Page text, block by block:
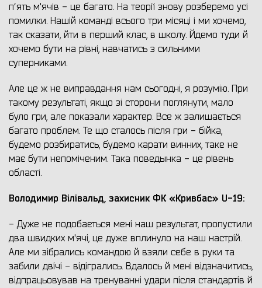
пʼять м'ячів - це багато. На теорії знову розберемо усі
помилки. Нашій команді всього три місяці і ми хочемо,
так сказати, йти в перший клас, в школу. Йдемо туди й
хочемо бути на рівні, навчатись з сильними
суперниками.
Але це ж не виправдання нам сьогодні, я розумію. При
такому результаті, якщо зі сторони поглянути, мало
було гри, але показали характер. Все ж залишається
багато проблем. Те що сталось після гри - бійка,
будемо розбиратись, будемо карати винних, таке не
має бути непоміченим. Така поведынка - це рівень
області.
Володимир Вілівальд, захисник ФК «Кривбас» U-19:
- Дуже не подобається мені наш результат, пропустили
два швидких м'ячі, це дуже вплинуло на наш настрій.
Але ми зібрались командою й взяли себе в руки та
забили двічі - відігрались. Вдалось й мені відзначитись,
відпрацьовував на тренуванні удари після стандартів й